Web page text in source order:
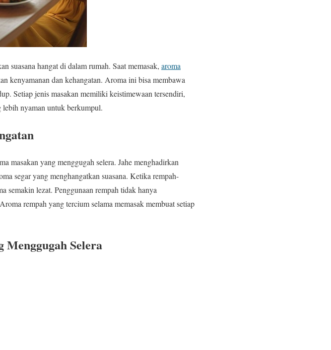
suasana hangat di dalam rumah. Saat memasak, aroma
kenyamanan dan kehangatan. Aroma ini bisa membawa
Setiap jenis masakan memiliki keistimewaan tersendiri,
lebih nyaman untuk berkumpul.
masakan yang menggugah selera. Jahe menghadirkan
segar yang menghangatkan suasana. Ketika rempah-
semakin lezat. Penggunaan rempah tidak hanya
rempah yang tercium selama memasak membuat setiap
Menggugah Selera